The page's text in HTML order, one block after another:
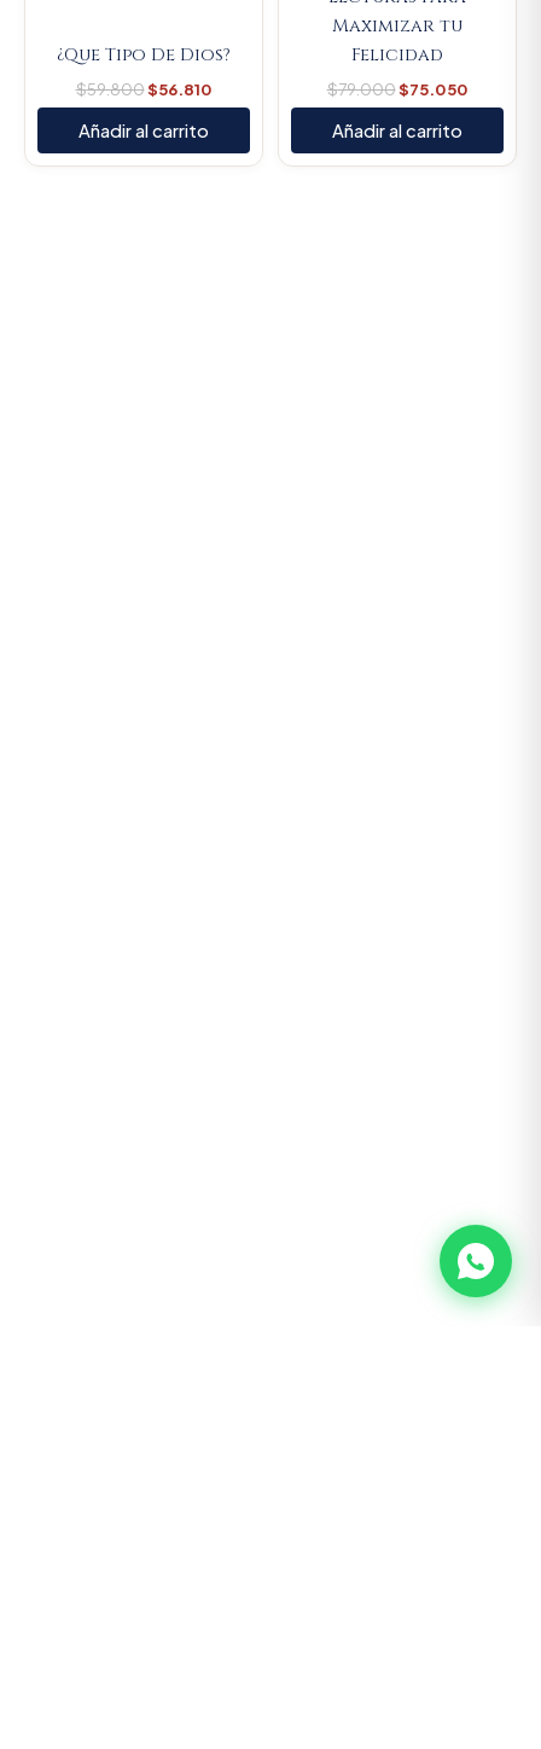
¿Que Tipo De Dios?
$59.800$56.810
Añadir al carrito
Maximizar tu
Felicidad
$79.000$75.050
Añadir al carrito